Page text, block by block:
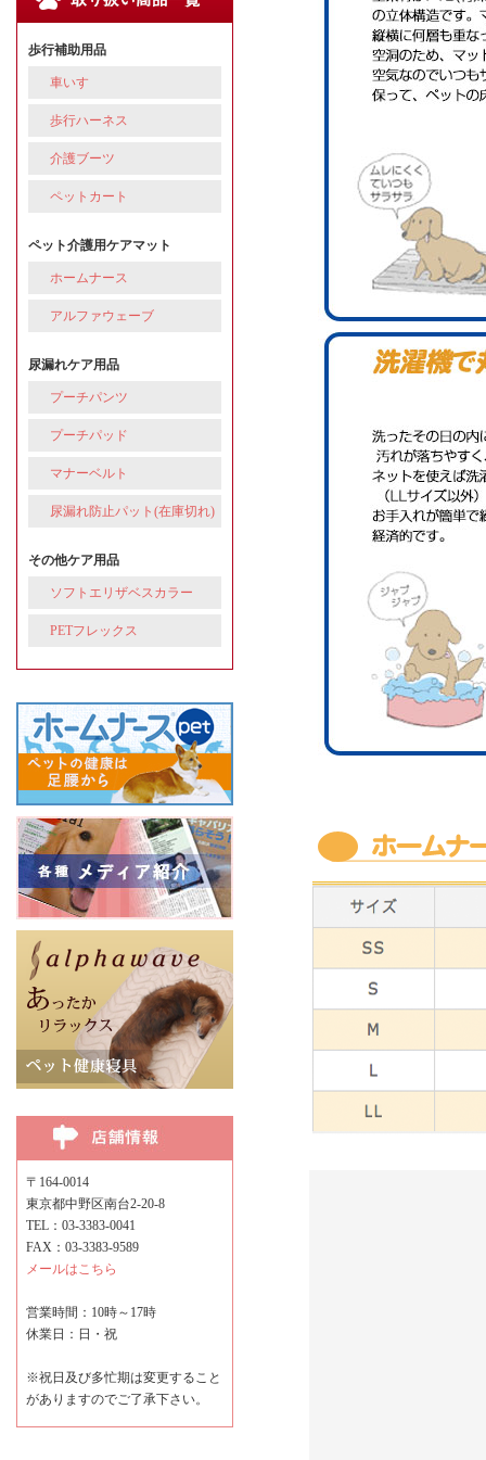
歩行補助用品
車いす
歩行ハーネス
介護ブーツ
ペットカート
ペット介護用ケアマット
ホームナース
アルファウェーブ
尿漏れケア用品
プーチパンツ
プーチパッド
マナーベルト
尿漏れ防止パット(在庫切れ)
その他ケア用品
ソフトエリザベスカラー
PETフレックス
〒164-0014
東京都中野区南台2-20-8
TEL：03-3383-0041
FAX：03-3383-9589
メールはこちら
営業時間：10時～17時
休業日：日・祝
※祝日及び多忙期は変更すること
がありますのでご了承下さい。